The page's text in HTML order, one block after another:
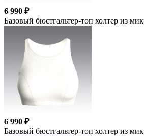
6 990 ₽
Базовый бюстгальтер-топ холтер из
6 990 ₽
Базовый бюстгальтер-топ холтер из